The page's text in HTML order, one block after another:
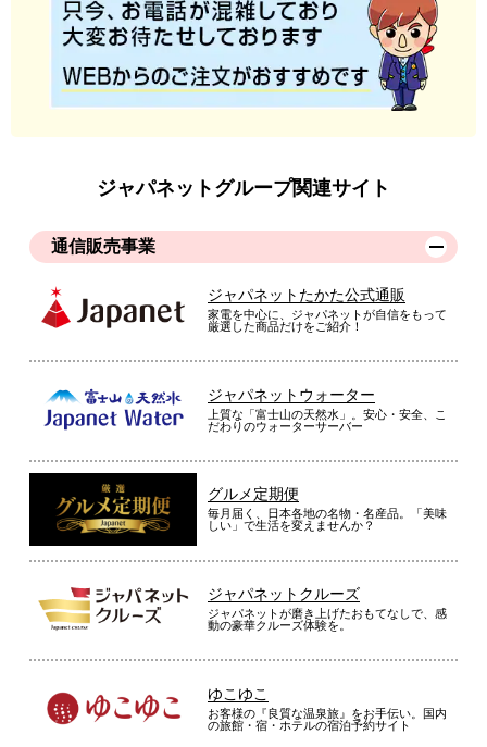
ジャパネットグループ関連サイト
通信販売事業
ジャパネットたかた公式通販
家電を中心に、ジャパネットが自信をもって
厳選した商品だけをご紹介！
ジャパネットウォーター
上質な「富士山の天然水」。安心・安全、こ
だわりのウォーターサーバー
グルメ定期便
毎月届く、日本各地の名物・名産品。「美味
しい」で生活を変えませんか？
ジャパネットクルーズ
ジャパネットが磨き上げたおもてなしで、感
動の豪華クルーズ体験を。
ゆこゆこ
お客様の『良質な温泉旅』をお手伝い。国内
の旅館・宿・ホテルの宿泊予約サイト